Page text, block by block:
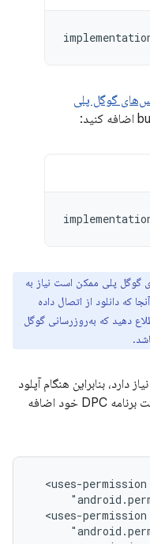
گوگل پلی
گوگل پلی ممکن است نیاز به
آنجا که دانلود از اتصال داده
دهید که به‌روزرسانی گوگل
دارد، بنابراین هنگام آپلود
در گوگل پلی باید این مجوزها را به مانیفست برنامه DPC خود اضافه
<uses-permission
<uses-permission